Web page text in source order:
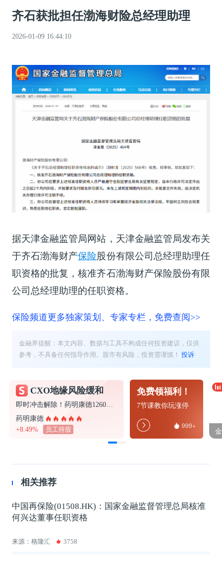
齐石获批担任渤海财险总经理助理
2026-01-09 16:44:10
据天津金融监管局网站，天津金融监管局发布关
于齐石渤海财产保险股份有限公司总经理助理任
职资格的批复，核准齐石渤海财产保险股份有限
公司总经理助理的任职资格。
保险频道更多独家策划、专家专栏，免费查阅>>
金融界提醒：本文内容、数据与工具不构成任何投资建议，仅供
参考，不具备任何指导作用。股市有风险，投资需谨慎！投诉
CXO地缘风险缓和
药明康德
+8.49%
员工持股
免费领福利！
7节课教你玩涨停
相关推荐
中国再保险(01508.HK)：国家金融监督管理总局核准
何兴达董事任职资格
来源：格隆汇 3758